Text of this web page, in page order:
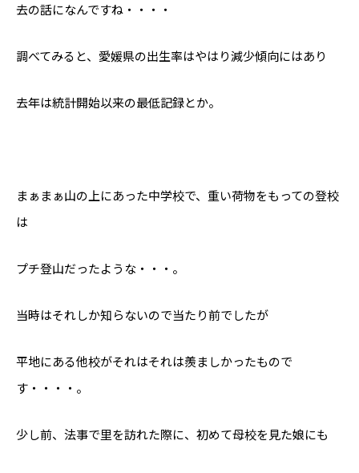
去の話になんですね・・・・
調べてみると、愛媛県の出生率はやはり減少傾向にはあり
去年は統計開始以来の最低記録とか。
まぁまぁ山の上にあった中学校で、重い荷物をもっての登校
は
プチ登山だったような・・・。
当時はそれしか知らないので当たり前でしたが
平地にある他校がそれはそれは羨ましかったもので
す・・・・。
少し前、法事で里を訪れた際に、初めて母校を見た娘にも